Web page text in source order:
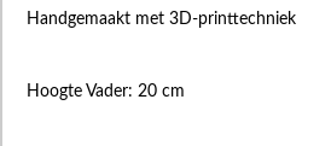
Handgemaakt met 3D-printtechniek
Hoogte Vader: 20 cm